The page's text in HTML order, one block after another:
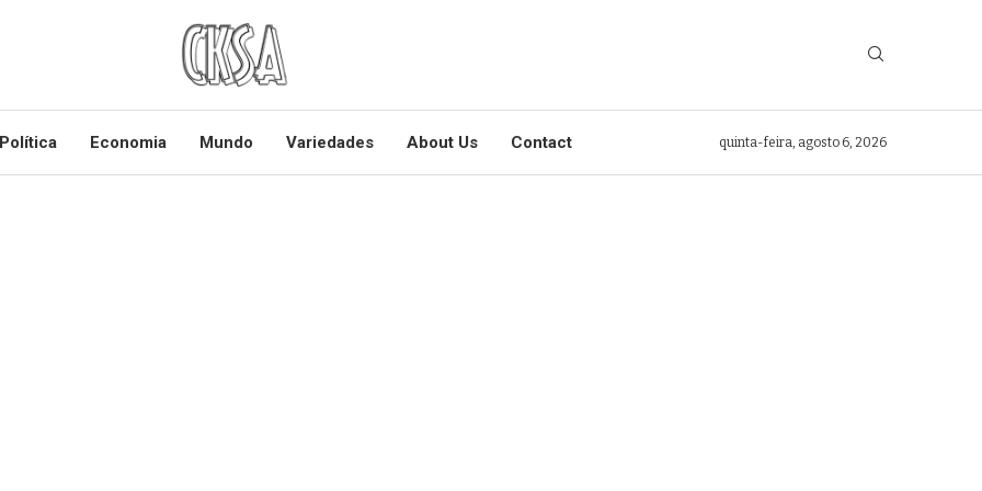
Economia Mundo Variedades About Us Contact quinta-feira, agosto 6, 2026